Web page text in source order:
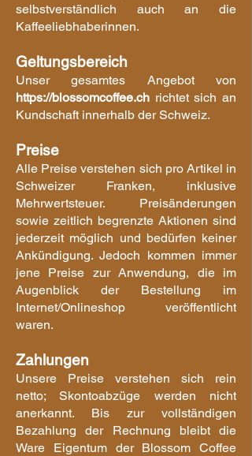
selbstverständlich auch an die
Kaffeeliebhaberinnen.
Geltungsbereich
Unser gesamtes Angebot von
https://blossomcoffee.ch richtet sich an
Kundschaft innerhalb der Schweiz.
Preise
Alle Preise verstehen sich pro Artikel in
Schweizer Franken, inklusive
Mehrwertsteuer. Preisänderungen
sowie zeitlich begrenzte Aktionen sind
jederzeit möglich und bedürfen keiner
Ankündigung. Jedoch kommen immer
jene Preise zur Anwendung, die im
Augenblick der Bestellung im
Internet/Onlineshop veröffentlicht
waren.
Zahlungen
Unsere Preise verstehen sich rein
netto; Skontoabzüge werden nicht
anerkannt. Bis zur vollständigen
Bezahlung der Rechnung bleibt die
Ware Eigentum der Blossom Coffee